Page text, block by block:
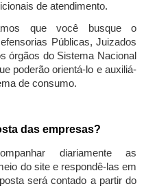
de atendimento.
que você busque o
Públicas, Juizados
órgãos do Sistema Nacional
poderão orientá-lo e auxiliá-
de consumo.
das empresas?
diariamente as
do site e respondê-las em
será contado a partir do